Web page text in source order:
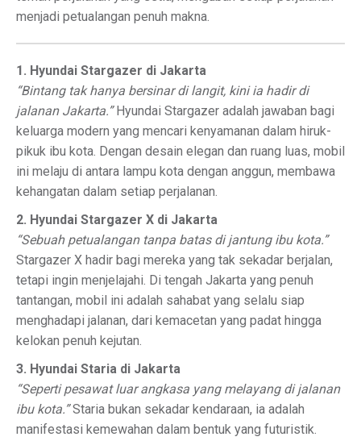
menjadi petualangan penuh makna.
1. Hyundai Stargazer di Jakarta
“Bintang tak hanya bersinar di langit, kini ia hadir di
jalanan Jakarta.”Hyundai Stargazer adalah jawaban bagi
keluarga modern yang mencari kenyamanan dalam hiruk-
pikuk ibu kota. Dengan desain elegan dan ruang luas, mobil
ini melaju di antara lampu kota dengan anggun, membawa
kehangatan dalam setiap perjalanan.
2. Hyundai Stargazer X di Jakarta
“Sebuah petualangan tanpa batas di jantung ibu kota.”
Stargazer X hadir bagi mereka yang tak sekadar berjalan,
tetapi ingin menjelajahi. Di tengah Jakarta yang penuh
tantangan, mobil ini adalah sahabat yang selalu siap
menghadapi jalanan, dari kemacetan yang padat hingga
kelokan penuh kejutan.
3. Hyundai Staria di Jakarta
“Seperti pesawat luar angkasa yang melayang di jalanan
ibu kota.”Staria bukan sekadar kendaraan, ia adalah
manifestasi kemewahan dalam bentuk yang futuristik.